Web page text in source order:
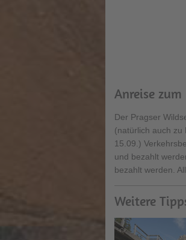
Anreise
Der Pragser
(natürlich auch zu
15.09.)
und bezahlt
bezahlt werden.
Weitere